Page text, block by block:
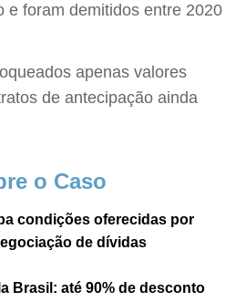
e foram demitidos entre 2020
apenas valores
de antecipação ainda
o Caso
condições oferecidas por
de dívidas
Brasil: até 90% de desconto